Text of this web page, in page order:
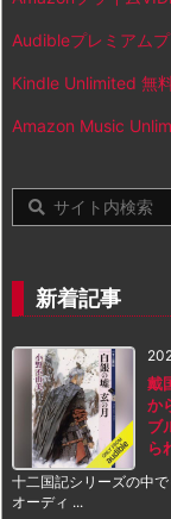
Audibleプレミアム
Kindle Unlimited 無
Amazon Music
新着記事
戴
か
ブ
ら
十二国記シリーズの中
オーディ ...